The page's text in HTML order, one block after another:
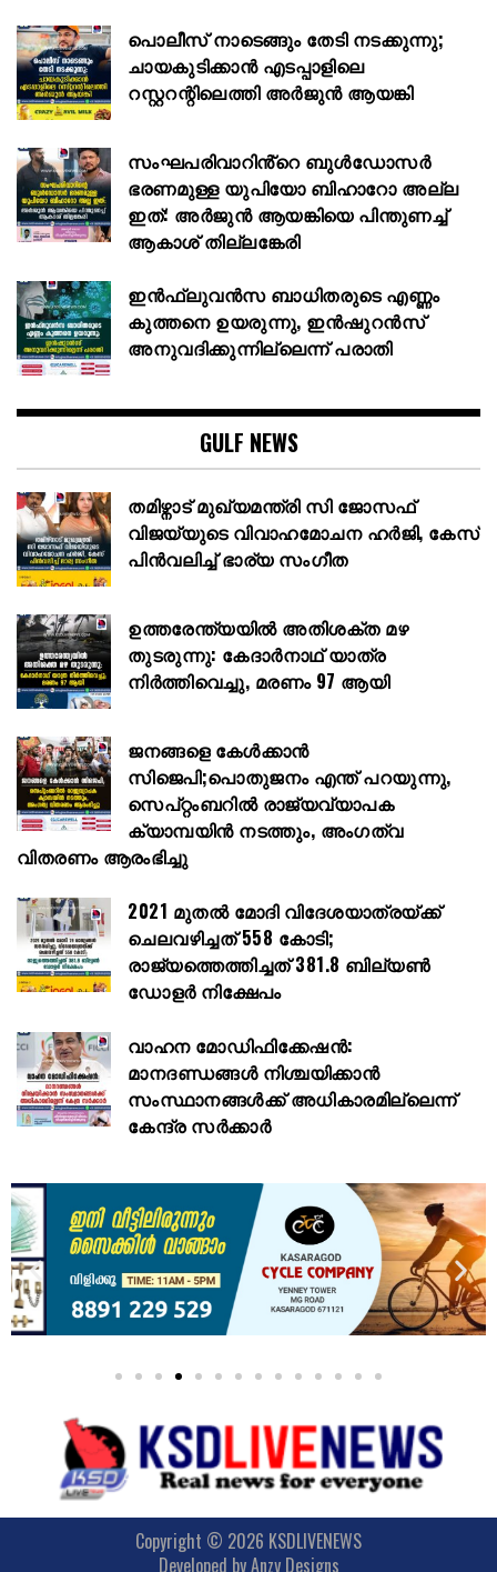
പൊലീസ് നാടെങ്ങും തേടി നടക്കുന്നു;
ചായകുടിക്കാൻ എടപ്പാളിലെ
റസ്റ്ററന്റിലെത്തി അർജുൻ ആയങ്കി
സംഘപരിവാറിൻ്റെ ബുള്‍ഡോസര്‍
ഭരണമുള്ള യുപിയോ ബിഹാറോ അല്ല
ഇത്: അര്‍ജുന്‍ ആയങ്കിയെ പിന്തുണച്ച്
ആകാശ് തില്ലങ്കേരി
ഇൻഫ്ലുവൻസ ബാധിതരുടെ എണ്ണം
കുത്തനെ ഉയരുന്നു, ഇൻഷുറൻസ്
അനുവദിക്കുന്നില്ലെന്ന് പരാതി
GULF NEWS
തമിഴ്നാട് മുഖ്യമന്ത്രി സി ജോസഫ്
വിജയ്‌യുടെ വിവാഹമോചന ഹർജി, കേസ്
പിൻവലിച്ച് ഭാര്യ സംഗീത
ഉത്തരേന്ത്യയിൽ അതിശക്ത മഴ
തുടരുന്നു: കേദാർനാഥ് യാത്ര
നിർത്തിവെച്ചു, മരണം 97 ആയി
ജനങ്ങളെ കേൾക്കാൻ
സിജെപി;പൊതുജനം എന്ത് പറയുന്നു,
സെപ്റ്റംബറിൽ രാജ്യവ്യാപക
ക്യാമ്പയിൻ നടത്തും, അംഗത്വ
വിതരണം ആരംഭിച്ചു
2021 മുതൽ മോദി വിദേശയാത്രയ്ക്ക്
ചെലവഴിച്ചത് 558 കോടി;
രാജ്യത്തെത്തിച്ചത് 381.8 ബില്യൺ
ഡോളർ നിക്ഷേപം
വാഹന മോഡിഫിക്കേഷൻ:
മാനദണ്ഡങ്ങൾ നിശ്ചയിക്കാൻ
സംസ്ഥാനങ്ങൾക്ക് അധികാരമില്ലെന്ന്
കേന്ദ്ര സർക്കാർ
Copyright © 2026 KSDLIVENEWS
Developed byAnzy Designs